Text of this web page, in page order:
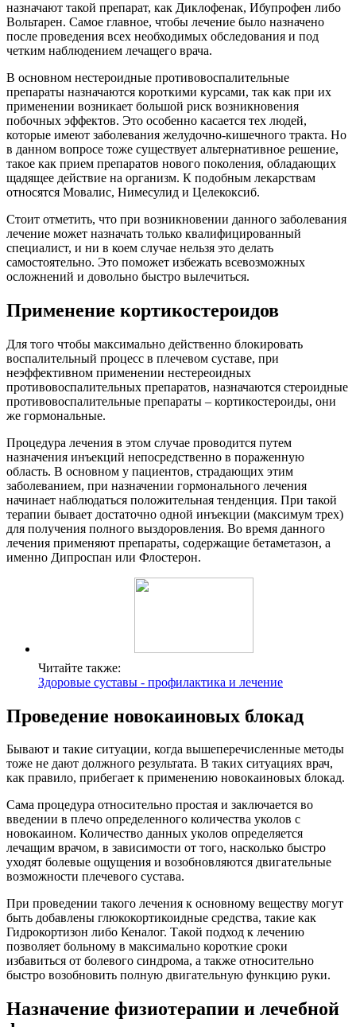
назначают такой препарат, как Диклофенак, Ибупрофен либо
Вольтарен. Самое главное, чтобы лечение было назначено
после проведения всех необходимых обследования и под
четким наблюдением лечащего врача.
В основном нестероидные противовоспалительные
препараты назначаются короткими курсами, так как при их
применении возникает большой риск возникновения
побочных эффектов. Это особенно касается тех людей,
которые имеют заболевания желудочно-кишечного тракта. Но
в данном вопросе тоже существует альтернативное решение,
такое как прием препаратов нового поколения, обладающих
щадящее действие на организм. К подобным лекарствам
относятся Мовалис, Нимесулид и Целекоксиб.
Стоит отметить, что при возникновении данного заболевания
лечение может назначать только квалифицированный
специалист, и ни в коем случае нельзя это делать
самостоятельно. Это поможет избежать всевозможных
осложнений и довольно быстро вылечиться.
Применение кортикостероидов
Для того чтобы максимально действенно блокировать
воспалительный процесс в плечевом суставе, при
неэффективном применении нестереоидных
противовоспалительных препаратов, назначаются стероидные
противовоспалительные препараты – кортикостероиды, они
же гормональные.
Процедура лечения в этом случае проводится путем
назначения инъекций непосредственно в пораженную
область. В основном у пациентов, страдающих этим
заболеванием, при назначении гормонального лечения
начинает наблюдаться положительная тенденция. При такой
терапии бывает достаточно одной инъекции (максимум трех)
для получения полного выздоровления. Во время данного
лечения применяют препараты, содержащие бетаметазон, а
именно Дипроспан или Флостерон.
Читайте также:
Здоровые суставы - профилактика и лечение
Проведение новокаиновых блокад
Бывают и такие ситуации, когда вышеперечисленные методы
тоже не дают должного результата. В таких ситуациях врач,
как правило, прибегает к применению новокаиновых блокад.
Сама процедура относительно простая и заключается во
введении в плечо определенного количества уколов с
новокаином. Количество данных уколов определяется
лечащим врачом, в зависимости от того, насколько быстро
уходят болевые ощущения и возобновляются двигательные
возможности плечевого сустава.
При проведении такого лечения к основному веществу могут
быть добавлены глюкокортикоидные средства, такие как
Гидрокортизон либо Кеналог. Такой подход к лечению
позволяет больному в максимально короткие сроки
избавиться от болевого синдрома, а также относительно
быстро возобновить полную двигательную функцию руки.
Назначение физиотерапии и лечебной